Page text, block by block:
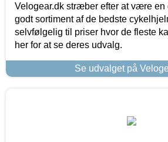
Velogear.dk stræber efter at være en
godt sortiment af de bedste
selvfølgelig til priser hvor de fleste
her for at se deres udvalg.
Se udvalget på